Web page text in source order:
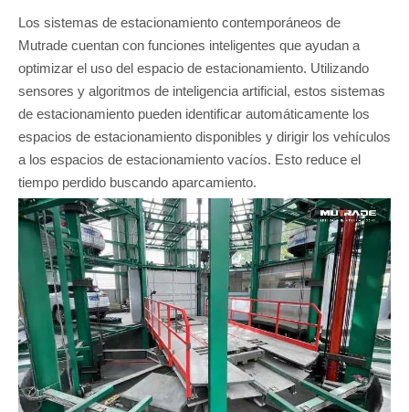
Los sistemas de estacionamiento contemporáneos de
Mutrade cuentan con funciones inteligentes que ayudan a
optimizar el uso del espacio de estacionamiento. Utilizando
sensores y algoritmos de inteligencia artificial, estos sistemas
de estacionamiento pueden identificar automáticamente los
espacios de estacionamiento disponibles y dirigir los vehículos
a los espacios de estacionamiento vacíos. Esto reduce el
tiempo perdido buscando aparcamiento.